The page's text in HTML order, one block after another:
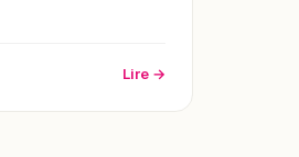
Lire →